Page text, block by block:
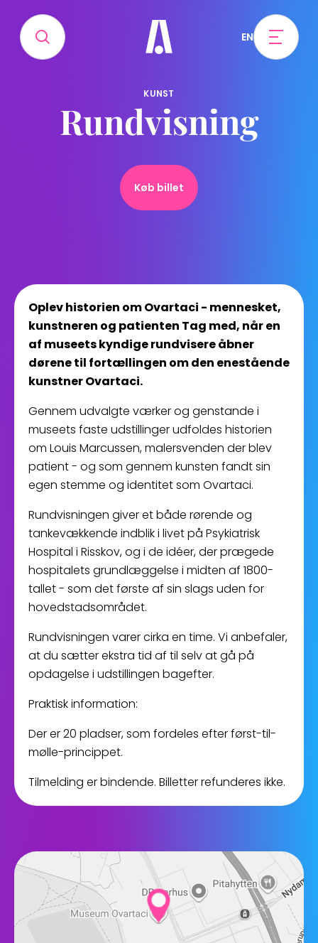
EN
KUNST
Rundvisning
Køb billet
Oplev historien om Ovartaci - mennesket,
kunstneren og patienten Tag med, når en
af museets kyndige rundvisere åbner
dørene til fortællingen om den enestående
kunstner Ovartaci.
Gennem udvalgte værker og genstande i
museets faste udstillinger udfoldes historien
om Louis Marcussen, malersvenden der blev
patient - og som gennem kunsten fandt sin
egen stemme og identitet som Ovartaci.
Rundvisningen giver et både rørende og
tankevækkende indblik i livet på Psykiatrisk
Hospital i Risskov, og i de idéer, der prægede
hospitalets grundlæggelse i midten af 1800-
tallet - som det første af sin slags uden for
hovedstadsområdet.
Rundvisningen varer cirka en time. Vi anbefaler,
at du sætter ekstra tid af til selv at gå på
opdagelse i udstillingen bagefter.
Praktisk information:
Der er 20 pladser, som fordeles efter først-til-
mølle-princippet.
Tilmelding er bindende. Billetter refunderes ikke.